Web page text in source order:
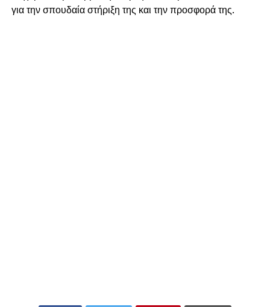
για την σπουδαία στήριξη της και την προσφορά της.